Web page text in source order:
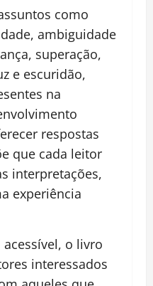
como
ambiguidade
superação,
e escuridão,
na
respostas
que cada leitor
interpretações,
experiência
o livro
interessados